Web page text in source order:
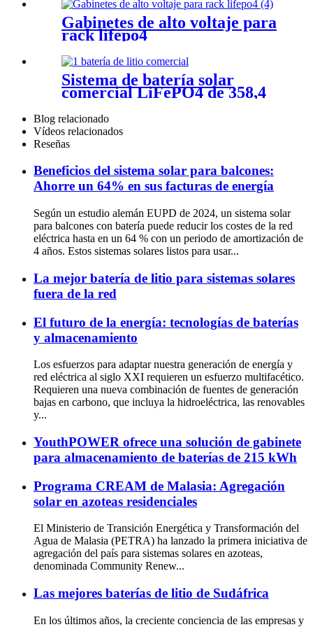
Gabinetes de alto voltaje para
rack lifepo4
Sistema de batería solar
comercial LiFePO4 de 358,4
Blog relacionado
Vídeos relacionados
Reseñas
Beneficios del sistema solar para balcones:
Ahorre un 64% en sus facturas de energía
Según un estudio alemán EUPD de 2024, un sistema solar
para balcones con batería puede reducir los costes de la red
eléctrica hasta en un 64 % con un periodo de amortización de
4 años. Estos sistemas solares listos para usar...
La mejor batería de litio para sistemas solares
fuera de la red
El futuro de la energía: tecnologías de baterías
y almacenamiento
Los esfuerzos para adaptar nuestra generación de energía y
red eléctrica al siglo XXI requieren un esfuerzo multifacético.
Requieren una nueva combinación de fuentes de generación
bajas en carbono, que incluya la hidroeléctrica, las renovables
y...
YouthPOWER ofrece una solución de gabinete
para almacenamiento de baterías de 215 kWh
Programa CREAM de Malasia: Agregación
solar en azoteas residenciales
El Ministerio de Transición Energética y Transformación del
Agua de Malasia (PETRA) ha lanzado la primera iniciativa de
agregación del país para sistemas solares en azoteas,
denominada Community Renew...
Las mejores baterías de litio de Sudáfrica
En los últimos años, la creciente conciencia de las empresas y